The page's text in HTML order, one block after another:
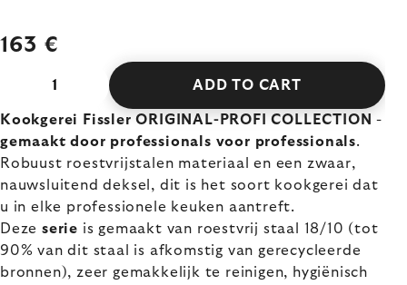
163 €
ADD TO CART
Kookgerei Fissler ORIGINAL-PROFI COLLECTION -
gemaakt door professionals voor professionals.
Robuust roestvrijstalen materiaal en een zwaar,
nauwsluitend deksel, dit is het soort kookgerei dat
u in elke professionele keuken aantreft.
Deze serie is gemaakt van roestvrij staal 18/10 (tot
90% van dit staal is afkomstig van gerecycleerde
bronnen), zeer gemakkelijk te reinigen, hygiënisch